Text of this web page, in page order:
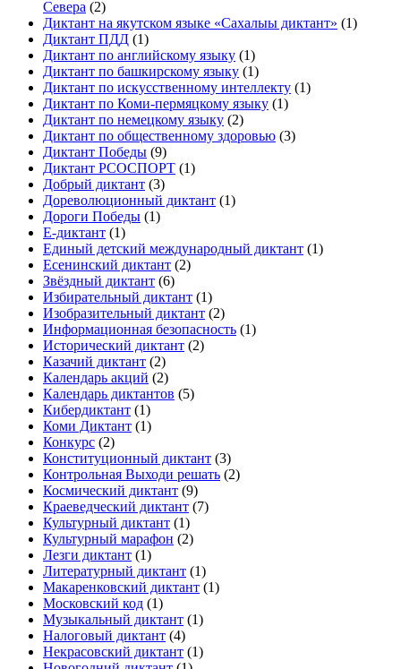
Севера (2)
Диктант на якутском языке «Сахалыы диктант» (1)
Диктант ПДД (1)
Диктант по английскому языку (1)
Диктант по башкирскому языку (1)
Диктант по искусственному интеллекту (1)
Диктант по Коми-пермяцкому языку (1)
Диктант по немецкому языку (2)
Диктант по общественному здоровью (3)
Диктант Победы (9)
Диктант РСОСПОРТ (1)
Добрый диктант (3)
Дореволюционный диктант (1)
Дороги Победы (1)
Е-диктант (1)
Единый детский международный диктант (1)
Есенинский диктант (2)
Звёздный диктант (6)
Избирательный диктант (1)
Изобразительный диктант (2)
Информационная безопасность (1)
Исторический диктант (2)
Казачий диктант (2)
Календарь акций (2)
Календарь диктантов (5)
Кибердиктант (1)
Коми Диктант (1)
Конкурс (2)
Конституционный диктант (3)
Контрольная Выходи решать (2)
Космический диктант (9)
Краеведческий диктант (7)
Культурный диктант (1)
Культурный марафон (2)
Лезги диктант (1)
Литературный диктант (1)
Макаренковский диктант (1)
Московский код (1)
Музыкальный диктант (1)
Налоговый диктант (4)
Некрасовский диктант (1)